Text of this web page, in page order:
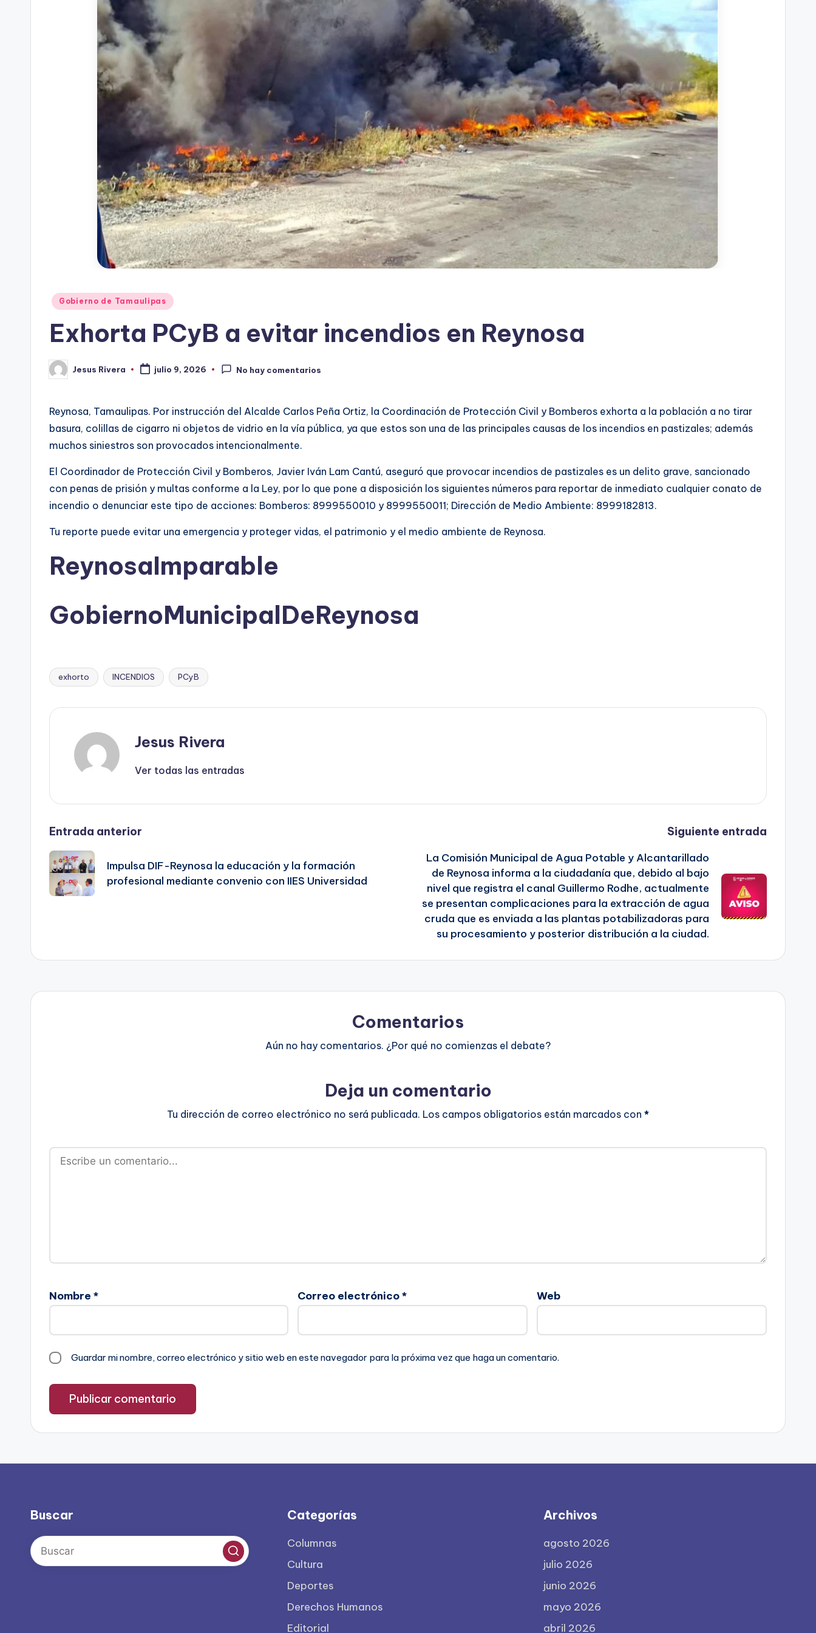
Publicado
Gobierno de Tamaulipas
Exhorta PCyB a evitar incendios en Reynosa
Publicado
por
Jesus Rivera julio 9, 2026 No hay comentarios
Reynosa, Tamaulipas. Por instrucción del Alcalde Carlos Peña Ortiz, la Coordinación de Protección Civil y Bomberos exhorta a la población a no tirar
basura, colillas de cigarro ni objetos de vidrio en la vía pública, ya que estos son una de las principales causas de los incendios en pastizales; además
muchos siniestros son provocados intencionalmente.
El Coordinador de Protección Civil y Bomberos, Javier Iván Lam Cantú, aseguró que provocar incendios de pastizales es un delito grave, sancionado
con penas de prisión y multas conforme a la Ley, por lo que pone a disposición los siguientes números para reportar de inmediato cualquier conato de
incendio o denunciar este tipo de acciones: Bomberos: 8999550010 y 8999550011; Dirección de Medio Ambiente: 8999182813.
Tu reporte puede evitar una emergencia y proteger vidas, el patrimonio y el medio ambiente de Reynosa.
ReynosaImparable
GobiernoMunicipalDeReynosa
Etiquetas:
exhorto INCENDIOS PCyB
Jesus Rivera
Ver todas las entradas
Navegación
de
entradas
Entrada anterior
Impulsa DIF-Reynosa la educación y la formación
profesional mediante convenio con IIES Universidad
Siguiente entrada
La Comisión Municipal de Agua Potable y Alcantarillado
de Reynosa informa a la ciudadanía que, debido al bajo
nivel que registra el canal Guillermo Rodhe, actualmente
se presentan complicaciones para la extracción de agua
cruda que es enviada a las plantas potabilizadoras para
su procesamiento y posterior distribución a la ciudad.
Comentarios
Aún no hay comentarios. ¿Por qué no comienzas el debate?
Deja un comentario
Tu dirección de correo electrónico no será publicada. Los campos obligatorios están marcados con *
Nombre * Correo electrónico* Web
Guardar mi nombre, correo electrónico y sitio web en este navegador para la próxima vez que haga un comentario.
Buscar Categorías
Columnas
Cultura
Deportes
Derechos Humanos
Editorial
Archivos
agosto 2026
julio 2026
junio 2026
mayo 2026
abril 2026